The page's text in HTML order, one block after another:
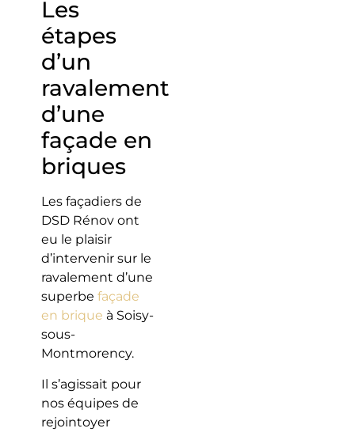
Les
étapes
d’un
ravalement
d’une
façade en
briques
Les façadiers de
DSD Rénov ont
eu le plaisir
d’intervenir sur le
ravalement d’une
superbe façade
en brique à Soisy-
sous-
Montmorency.
Il s’agissait pour
nos équipes de
rejointoyer